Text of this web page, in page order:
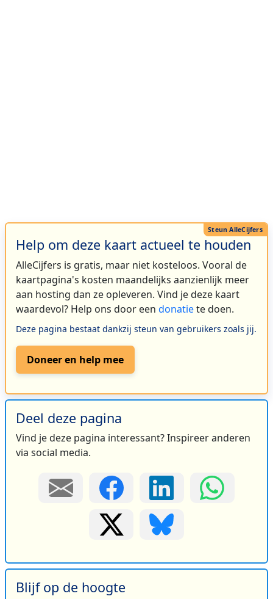
Help om deze kaart actueel te houden
AlleCijfers is gratis, maar niet kosteloos. Vooral de
kaartpagina's kosten maandelijks aanzienlijk meer
aan hosting dan ze opleveren. Vind je deze kaart
waardevol? Help ons door een donatiete doen.
Deze pagina bestaat dankzij steun van gebruikers zoals jij.
Doneer en help mee
Deel deze pagina
Vind je deze pagina interessant? Inspireer anderen
via social media.
Blijf op de hoogte